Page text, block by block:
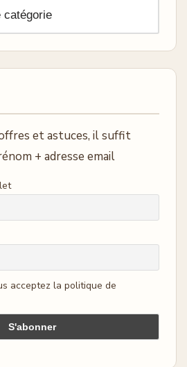
et astuces, il suffit
+ adresse email
acceptez la politique de